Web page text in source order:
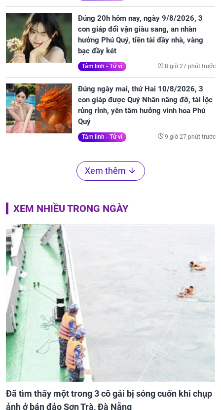
Đúng 20h hôm nay, ngày 9/8/2026, 3
con giáp đổi vận giàu sang, an nhàn
hưởng Phú Quý, tiền tài đầy nhà, vàng
bạc đầy két
Tâm linh - Tử vi 8 giờ 27 phút trước
Đúng ngày mai, thứ Hai 10/8/2026, 3
con giáp được Quý Nhân nâng đỡ, tài lộc
rủng rỉnh, yên tâm hưởng vinh hoa Phú
Quý
Tâm linh - Tử vi 9 giờ 27 phút trước
Xem thêm
XEM NHIỀU TRONG NGÀY
Đã tìm thấy một trong 3 cô gái bị sóng cuốn khi chụp
ảnh ở bán đảo Sơn Trà, Đà Nẵng